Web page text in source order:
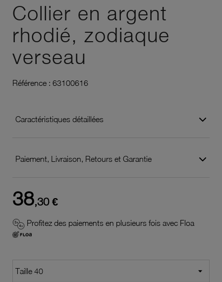
Collier en argent
rhodié, zodiaque
verseau
Référence : 63100616
Caractéristiques détaillées
Paiement, Livraison, Retours et Garantie
38,30 €
Profitez des paiements en plusieurs fois avec Floa